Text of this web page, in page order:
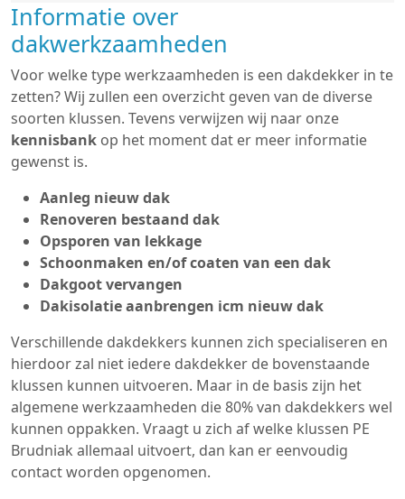
Informatie over
dakwerkzaamheden
Voor welke type werkzaamheden is een dakdekker in te
zetten? Wij zullen een overzicht geven van de diverse
soorten klussen. Tevens verwijzen wij naar onze
kennisbank op het moment dat er meer informatie
gewenst is.
Aanleg nieuw dak
Renoveren bestaand dak
Opsporen van lekkage
Schoonmaken en/of coaten van een dak
Dakgoot vervangen
Dakisolatie aanbrengen icm nieuw dak
Verschillende dakdekkers kunnen zich specialiseren en
hierdoor zal niet iedere dakdekker de bovenstaande
klussen kunnen uitvoeren. Maar in de basis zijn het
algemene werkzaamheden die 80% van dakdekkers wel
kunnen oppakken. Vraagt u zich af welke klussen PE
Brudniak allemaal uitvoert, dan kan er eenvoudig
contact worden opgenomen.